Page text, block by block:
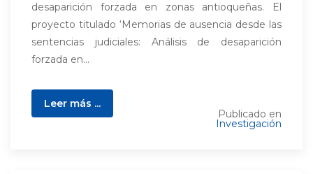
desaparición forzada en zonas antioqueñas. El
proyecto titulado ‘Memorias de ausencia desde las
sentencias judiciales: Análisis de desaparición
forzada en...
Leer más ...
Publicado en
Investigación